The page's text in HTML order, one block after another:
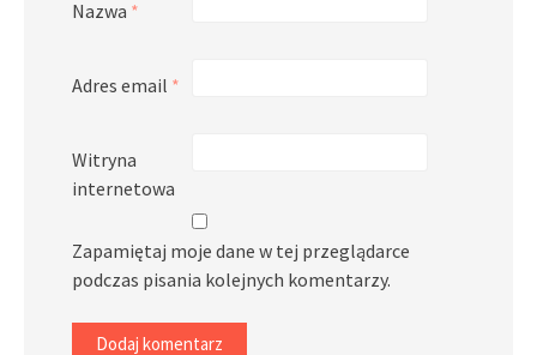
Nazwa *
Adres email *
Witryna
internetowa
Zapamiętaj moje dane w tej przeglądarce
podczas pisania kolejnych komentarzy.